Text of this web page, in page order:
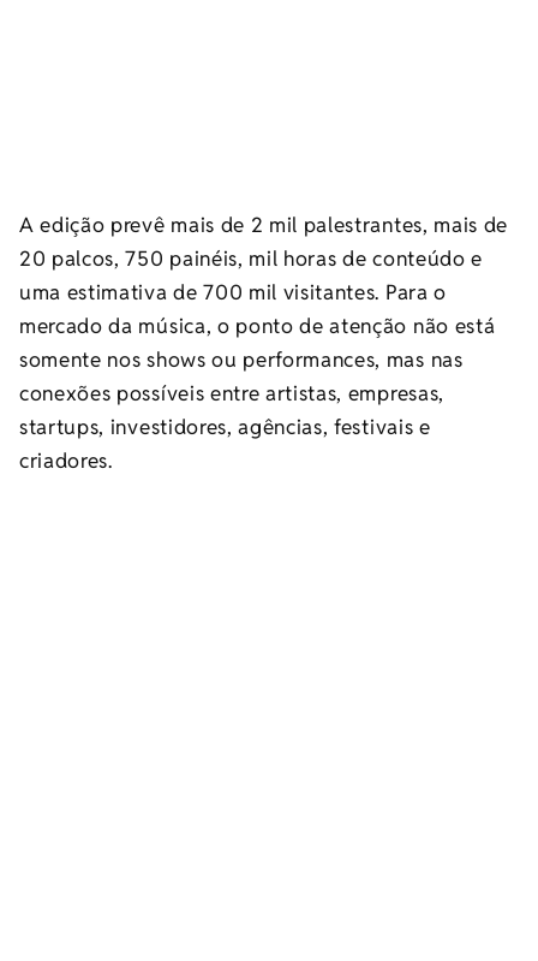
A edição prevê mais de 2 mil palestrantes, mais de
20 palcos, 750 painéis, mil horas de conteúdo e
uma estimativa de 700 mil visitantes. Para o
mercado da música, o ponto de atenção não está
somente nos shows ou performances, mas nas
conexões possíveis entre artistas, empresas,
startups, investidores, agências, festivais e
criadores.